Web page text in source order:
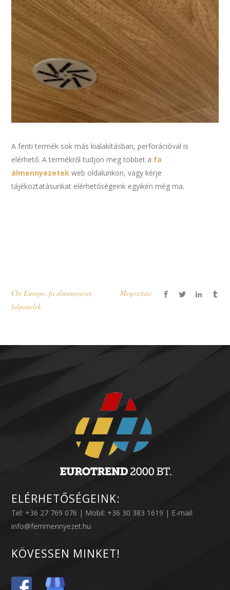
A fenti termék sok más kialakításban, perforációval is
elérhető. A termékről tudjon meg többet a fa
álmennyezetek web oldalunkon, vagy kérje
tájékoztatásunkat elérhetőségeink egyikén még ma.
Cbi Europe,fa álmennyezet,
falpanelek
Megosztás:
ELÉRHETŐSÉGEINK:
Tel: +36 27 769 076 | Mobil: +36 30 383 1619 | E-mail:
info@femmennyezet.hu
KÖVESSEN MINKET!